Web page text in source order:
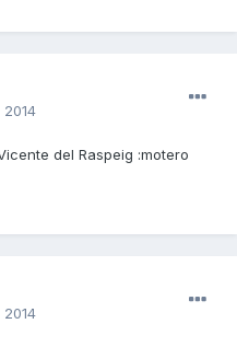
del Raspeig :motero